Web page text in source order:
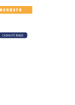
bio"